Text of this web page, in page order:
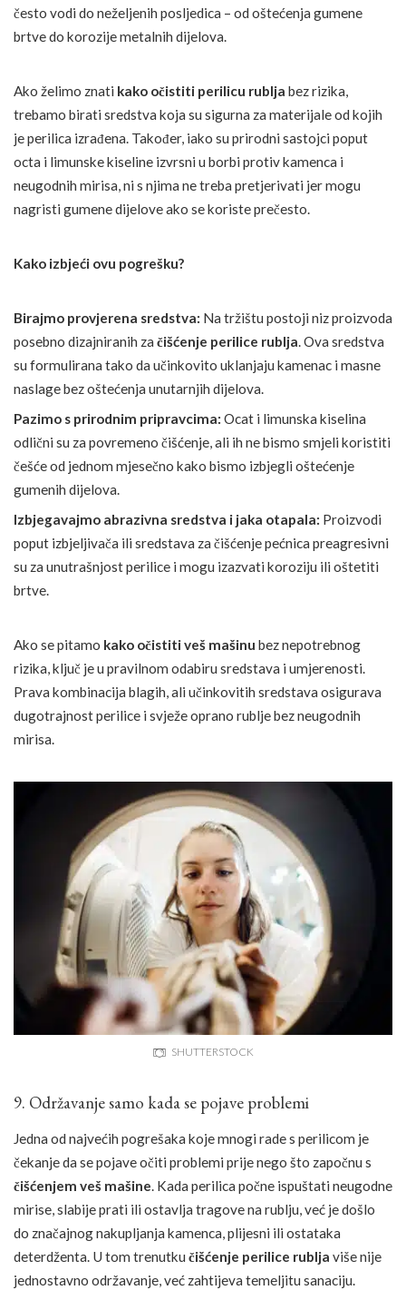
često vodi do neželjenih posljedica – od oštećenja gumene
brtve do korozije metalnih dijelova.
Ako želimo znati kako očistiti perilicu rublja bez rizika,
trebamo birati sredstva koja su sigurna za materijale od kojih
je perilica izrađena. Također, iako su prirodni sastojci poput
octa i limunske kiseline izvrsni u borbi protiv kamenca i
neugodnih mirisa, ni s njima ne treba pretjerivati jer mogu
nagristi gumene dijelove ako se koriste prečesto.
Kako izbjeći ovu pogrešku?
Birajmo provjerena sredstva: Na tržištu postoji niz proizvoda
posebno dizajniranih za čišćenje perilice rublja. Ova sredstva
su formulirana tako da učinkovito uklanjaju kamenac i masne
naslage bez oštećenja unutarnjih dijelova.
Pazimo s prirodnim pripravcima: Ocat i limunska kiselina
odlični su za povremeno čišćenje, ali ih ne bismo smjeli koristiti
češće od jednom mjesečno kako bismo izbjegli oštećenje
gumenih dijelova.
Izbjegavajmo abrazivna sredstva i jaka otapala: Proizvodi
poput izbjeljivača ili sredstava za čišćenje pećnica preagresivni
su za unutrašnjost perilice i mogu izazvati koroziju ili oštetiti
brtve.
Ako se pitamo kako očistiti veš mašinu bez nepotrebnog
rizika, ključ je u pravilnom odabiru sredstava i umjerenosti.
Prava kombinacija blagih, ali učinkovitih sredstava osigurava
dugotrajnost perilice i svježe oprano rublje bez neugodnih
mirisa.
SHUTTERSTOCK
9. Održavanje samo kada se pojave problemi
Jedna od najvećih pogrešaka koje mnogi rade s perilicom je
čekanje da se pojave očiti problemi prije nego što započnu s
čišćenjem veš mašine. Kada perilica počne ispuštati neugodne
mirise, slabije prati ili ostavlja tragove na rublju, već je došlo
do značajnog nakupljanja kamenca, plijesni ili ostataka
deterdženta. U tom trenutku čišćenje perilice rublja više nije
jednostavno održavanje, već zahtijeva temeljitu sanaciju.